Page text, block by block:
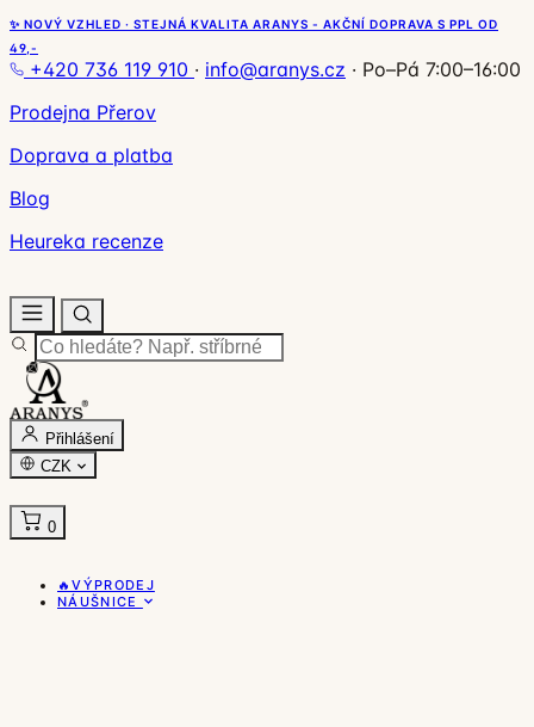
✨ NOVÝ VZHLED · STEJNÁ KVALITA ARANYS - AKČNÍ DOPRAVA S PPL OD
49,-
+420 736 119 910 · info@aranys.cz · Po–Pá 7:00–16:00
Prodejna Přerov
Doprava a platba
Blog
Heureka recenze
Přihlášení
CZK
0
🔥VÝPRODEJ
NÁUŠNICE